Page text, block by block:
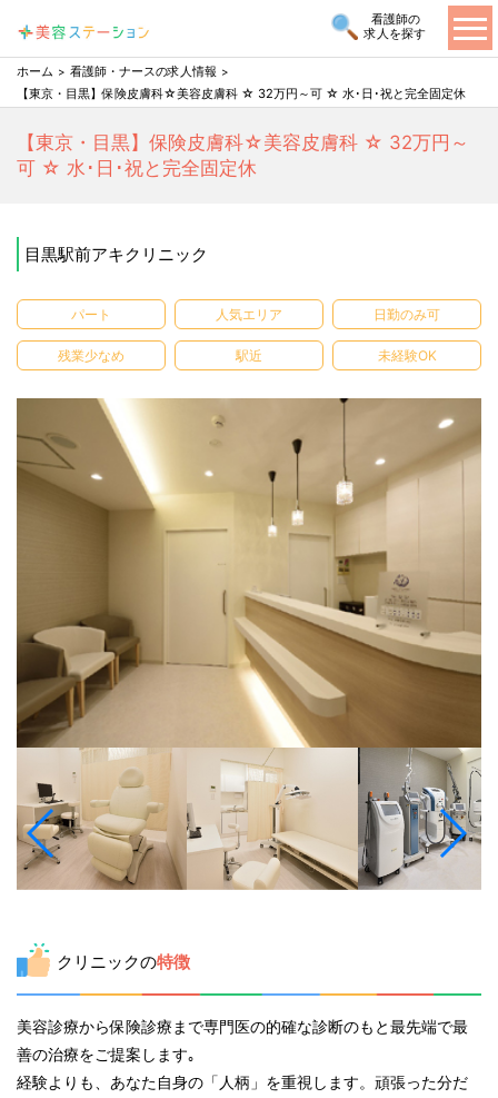
看護師の
求人を探す
ホーム
看護師・ナースの求人情報
【東京・目黒】保険皮膚科☆美容皮膚科 ☆ 32万円～可 ☆ 水･日･祝と完全固定休
【東京・目黒】保険皮膚科☆美容皮膚科 ☆ 32万円～
可 ☆ 水･日･祝と完全固定休
目黒駅前アキクリニック
パート 人気エリア 日勤のみ可
残業少なめ 駅近 未経験OK
クリニックの特徴
美容診療から保険診療まで専門医の的確な診断のもと最先端で最
善の治療をご提案します｡
経験よりも、あなた自身の「人柄」を重視します。頑張った分だ